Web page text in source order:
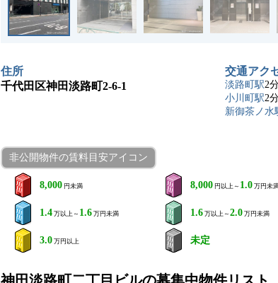
住所
千代田区神田淡路町2-6-1
交通アク
淡路町駅2
小川町駅2
新御茶ノ水
非公開物件の賃料目安アイコン
8,000 円未満 8,000 円以上～ 1.0 万円未
1.4 万以上～ 1.6 万円未満 1.6 万以上～ 2.0 万円未満
3.0 万円以上 未定